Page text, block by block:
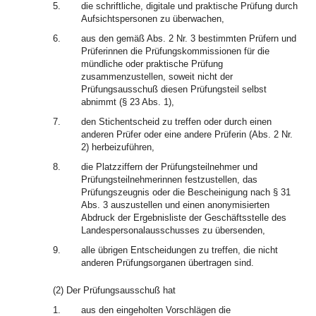
5.
die schriftliche, digitale und praktische Prüfung durch
Aufsichtspersonen zu überwachen,
6.
aus den gemäß Abs. 2 Nr. 3 bestimmten Prüfern und
Prüferinnen die Prüfungskommissionen für die
mündliche oder praktische Prüfung
zusammenzustellen, soweit nicht der
Prüfungsausschuß diesen Prüfungsteil selbst
abnimmt (§ 23 Abs. 1),
7.
den Stichentscheid zu treffen oder durch einen
anderen Prüfer oder eine andere Prüferin (Abs. 2 Nr.
2) herbeizuführen,
8.
die Platzziffern der Prüfungsteilnehmer und
Prüfungsteilnehmerinnen festzustellen, das
Prüfungszeugnis oder die Bescheinigung nach § 31
Abs. 3 auszustellen und einen anonymisierten
Abdruck der Ergebnisliste der Geschäftsstelle des
Landespersonalausschusses zu übersenden,
9.
alle übrigen Entscheidungen zu treffen, die nicht
anderen Prüfungsorganen übertragen sind.
(2) Der Prüfungsausschuß hat
1.
aus den eingeholten Vorschlägen die